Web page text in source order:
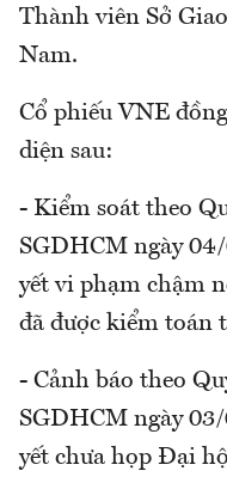
Thành viên Sở
Nam.
Cổ phiếu VNE
diện sau:
- Kiểm soát theo
SGDHCM ngày
yết vi phạm chậm
đã được kiểm toán
- Cảnh báo theo
SGDHCM ngày
yết chưa họp Đại